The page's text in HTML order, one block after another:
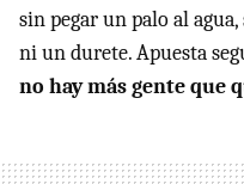
sin pegar un palo al
ni un durete. Apuesta
no hay más gente que